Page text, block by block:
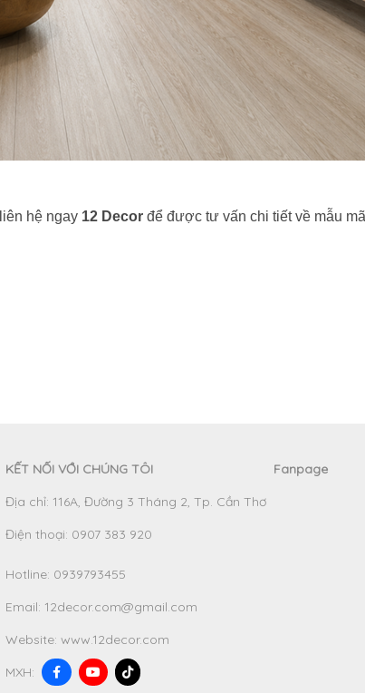
hệ ngay 12 Decor để được tư vấn chi tiết về mẫu
KẾT NỐI VỚI CHÚNG TÔI
Địa chỉ: 116A, Đường 3 Tháng 2, Tp. Cần Thơ
Điện thoại: 0907 383 920
Hotline: 0939793455
Email: 12decor.com@gmail.com
Website: www.12decor.com
MXH:
Fanpage